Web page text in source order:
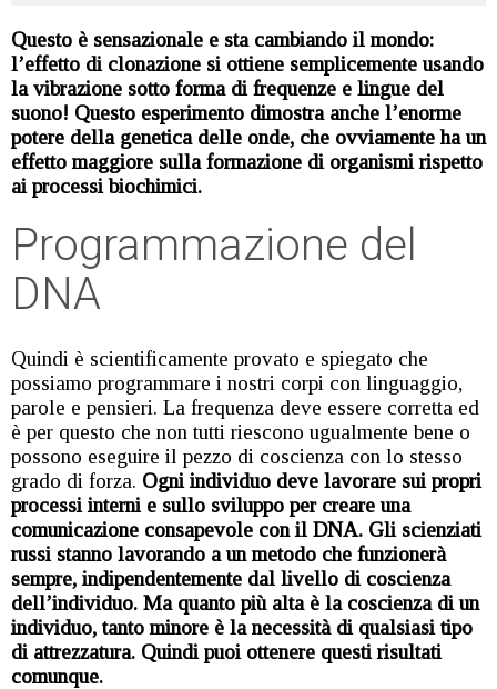
Questo è sensazionale e sta cambiando il mondo:
l’effetto di clonazione si ottiene semplicemente usando
la vibrazione sotto forma di frequenze e lingue del
suono! Questo esperimento dimostra anche l’enorme
potere della genetica delle onde, che ovviamente ha un
effetto maggiore sulla formazione di organismi rispetto
ai processi biochimici.
Programmazione del
DNA
Quindi è scientificamente provato e spiegato che
possiamo programmare i nostri corpi con linguaggio,
parole e pensieri. La frequenza deve essere corretta ed
è per questo che non tutti riescono ugualmente bene o
possono eseguire il pezzo di coscienza con lo stesso
grado di forza. Ogni individuo deve lavorare sui propri
processi interni e sullo sviluppo per creare una
comunicazione consapevole con il DNA. Gli scienziati
russi stanno lavorando a un metodo che funzionerà
sempre, indipendentemente dal livello di coscienza
dell’individuo. Ma quanto più alta è la coscienza di un
individuo, tanto minore è la necessità di qualsiasi tipo
di attrezzatura. Quindi puoi ottenere questi risultati
comunque.